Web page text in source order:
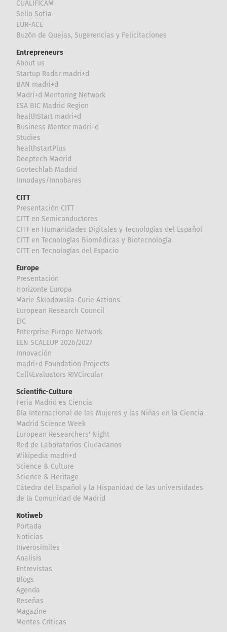
CUALIFICAM
Sello Sofía
EUR-ACE
Buzón de Quejas, Sugerencias y Felicitaciones
Entrepreneurs
About us
Startup Radar madri+d
BAN madri+d
Madri+d Mentoring Network
ESA BIC Madrid Region
healthStart madri+d
Business Mentor madri+d
Studies
healthstartPlus
Deeptech Madrid
Govtechlab Madrid
Innodays/Innobares
CITT
Presentación CITT
CITT en Semiconductores
CITT en Humanidades Digitales y Tecnologías del Español
CITT en Tecnologías Biomédicas y Biotecnología
CITT en Tecnologías del Espacio
Europe
Presentación
Horizonte Europa
Marie Sklodowska-Curie Actions
European Research Council
EIC
Enterprise Europe Network
EEN SCALEUP 2026/2027
Innovación
madri+d Foundation Projects
Call4Evaluators RIVCircular
Scientific-Culture
Feria Madrid es Ciencia
Día Internacional de las Mujeres y las Niñas en la Ciencia
Madrid Science Week
European Researchers' Night
Red de Laboratorios Ciudadanos
Wikipedia madri+d
Science & Culture
Science & Heritage
Cátedra del Español y la Hispanidad de las universidades
de la Comunidad de Madrid
Notiweb
Portada
Noticias
Inverosímiles
Analisis
Entrevistas
Blogs
Agenda
Reseñas
Magazine
Mentes Críticas